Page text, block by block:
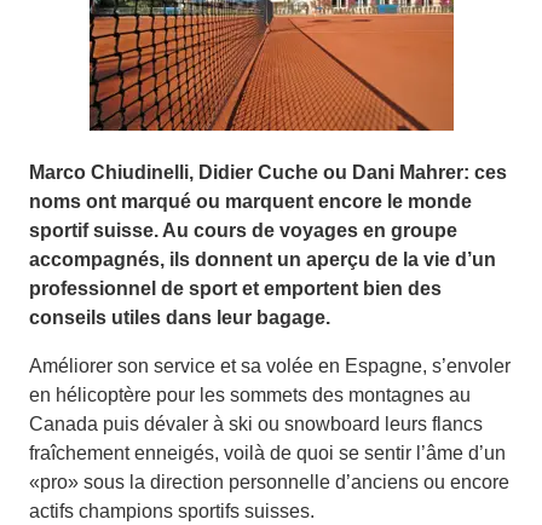
Marco Chiudinelli, Didier Cuche ou Dani Mahrer: ces
noms ont marqué ou marquent encore le monde
sportif suisse. Au cours de voyages en groupe
accompagnés, ils donnent un aperçu de la vie d’un
professionnel de sport et emportent bien des
conseils utiles dans leur bagage.
Améliorer son service et sa volée en Espagne, s’envoler
en hélicoptère pour les sommets des montagnes au
Canada puis dévaler à ski ou snowboard leurs flancs
fraîchement enneigés, voilà de quoi se sentir l’âme d’un
«pro» sous la direction personnelle d’anciens ou encore
actifs champions sportifs suisses.